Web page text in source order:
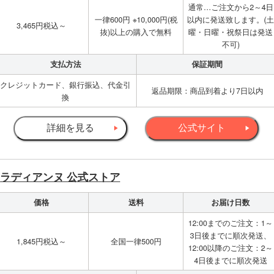
3,465円税込～
一律600円 ※10,000円(税
抜)以上の購入で無料
通常…ご注文から2～4日
以内に発送致します。(土
曜・日曜・祝祭日は発送
不可)
支払方法 保証期間
クレジットカード、銀行振込、代金引
換
返品期限：商品到着より7日以内
詳細を見る 公式サイト
ラディアンヌ 公式ストア
価格 送料 お届け日数
1,845円税込～ 全国一律500円
12:00までのご注文：1～
3日後までに順次発送、
12:00以降のご注文：2～
4日後までに順次発送